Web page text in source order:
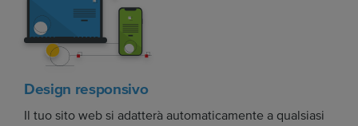
Design responsivo
Il tuo sito web si adatterà automaticamente a qualsiasi